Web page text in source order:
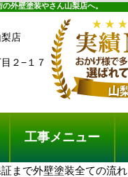
外壁塗装やさん山梨店へ。
店
２−１７
料金プラン
工事メニュー
まで外壁塗装全ての流れ